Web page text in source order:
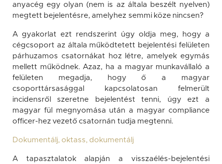
anyacég egy olyan (nem is az általa beszélt nyelven)
megtett bejelentésre, amelyhez semmi köze nincsen?
A gyakorlat ezt rendszerint úgy oldja meg, hogy a
cégcsoport az általa működtetett bejelentési felületen
párhuzamos csatornákat hoz létre, amelyek egymás
mellett működnek. Azaz, ha a magyar munkavállaló a
felületen megadja, hogy ő a magyar
csoporttársasággal kapcsolatosan felmerült
incidensről szeretne bejelentést tenni, úgy ezt a
magyar fül megnyomása után a magyar compliance
officer-hez vezető csatornán tudja megtenni.
Dokumentálj, oktass, dokumentálj
A tapasztalatok alapján a visszaélés-bejelentési